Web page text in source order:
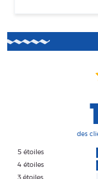
des
5 étoiles
4 étoiles